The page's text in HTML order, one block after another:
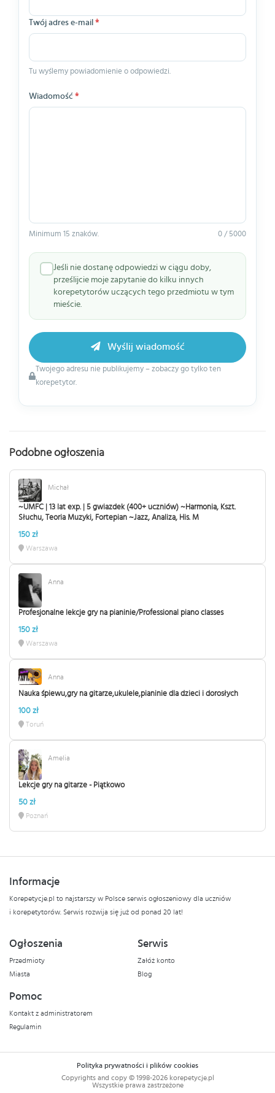
Twój adres e-mail *
Tu wyślemy powiadomienie o odpowiedzi.
Wiadomość *
Minimum 15 znaków. 0 / 5000
Jeśli nie dostanę odpowiedzi w ciągu doby,
prześlijcie moje zapytanie do kilku innych
korepetytorów uczących tego przedmiotu w tym
mieście.
Twojego adresu nie publikujemy – zobaczy go tylko ten
korepetytor.
Wyślij wiadomość
Podobne ogłoszenia
Michał
~UMFC | 13 lat exp. | 5 gwiazdek (400+ uczniów) ~Harmonia, Kszt.
Słuchu, Teoria Muzyki, Fortepian ~Jazz, Analiza, His. M
150 zł
Warszawa
Anna
Profesjonalne lekcje gry na pianinie/Professional piano classes
150 zł
Warszawa
Anna
Nauka śpiewu,gry na gitarze,ukulele,pianinie dla dzieci i dorosłych
100 zł
Toruń
Amelia
Lekcje gry na gitarze - Piątkowo
50 zł
Poznań
Informacje
Korepetycje.pl to najstarszy w Polsce serwis ogłoszeniowy dla uczniów
i korepetytorów. Serwis rozwija się już od ponad 20 lat!
Ogłoszenia
Przedmioty
Miasta
Serwis
Załóż konto
Blog
Pomoc
Kontakt z administratorem
Regulamin
Polityka prywatności i plików cookies
Copyrights and copy © 1998-2026 korepetycje.pl
Wszystkie prawa zastrzeżone